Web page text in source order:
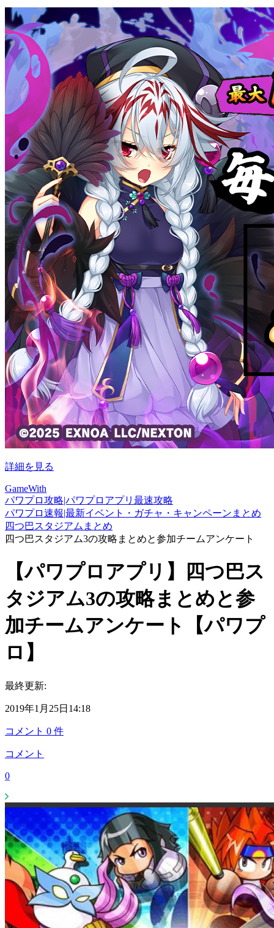
詳細を見る
GameWith
パワプロ攻略|パワプロアプリ最速攻略
パワプロ速報|最新イベント・ガチャ・キャンペーンまとめ
四つ巴スタジアムまとめ
四つ巴スタジアム3の攻略まとめと参加チームアンケート
【パワプロアプリ】四つ巴ス
タジアム3の攻略まとめと参
加チームアンケート【パワプ
ロ】
最終更新:
2019年1月25日14:18
コメント 0 件
コメント
0